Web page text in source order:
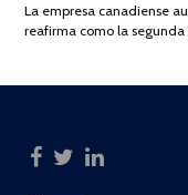
La empresa canadiense
reafirma como la segunda